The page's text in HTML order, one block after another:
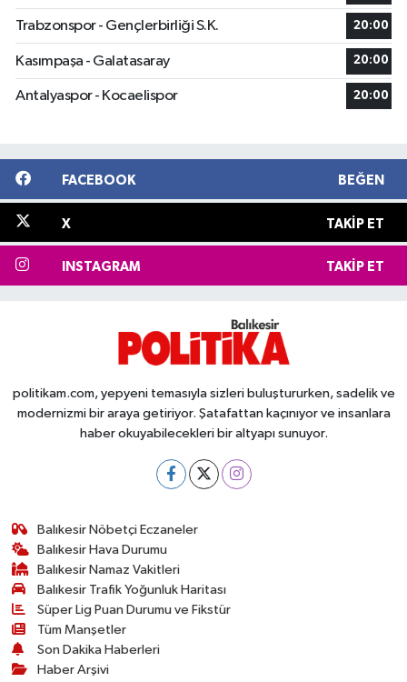
Trabzonspor - Gençlerbirliği S.K. 20:00
Kasımpaşa - Galatasaray 20:00
Antalyaspor - Kocaelispor 20:00
FACEBOOK BEĞEN
X TAKIP ET
INSTAGRAM TAKIP ET
politikam.com, yepyeni temasıyla sizleri buluştururken, sadelik ve
modernizmi bir araya getiriyor. Şatafattan kaçınıyor ve insanlara
haber okuyabilecekleri bir altyapı sunuyor.
Balıkesir Nöbetçi Eczaneler
Balıkesir Hava Durumu
Balıkesir Namaz Vakitleri
Balıkesir Trafik Yoğunluk Haritası
Süper Lig Puan Durumu ve Fikstür
Tüm Manşetler
Son Dakika Haberleri
Haber Arşivi